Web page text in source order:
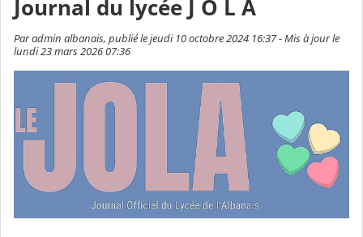
Journal du lycée J O L A
Par admin albanais, publié le jeudi 10 octobre 2024 16:37 - Mis à jour le
lundi 23 mars 2026 07:36